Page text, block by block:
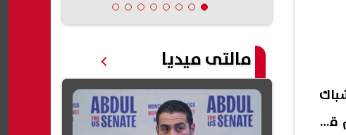
بهدف في شباك
في نسخ 2010 و2014 و2018، ثم قاد
مالتى ميديا